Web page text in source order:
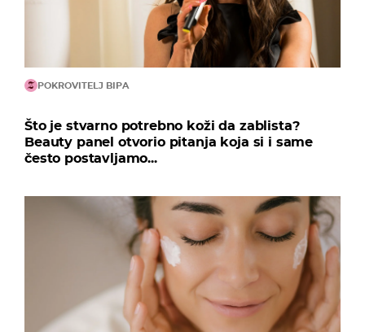
POKROVITELJ BIPA
Što je stvarno potrebno koži da zablista?
Beauty panel otvorio pitanja koja si i same
često postavljamo...